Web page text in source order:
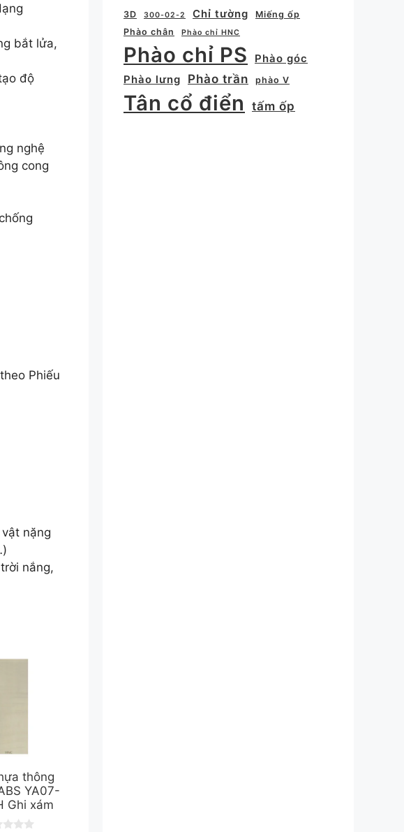
bắt lửa,
độ
nghệ
cong
Phiếu
nặng
nắng,
thông
YA07-
Ghi xám
3D 300-02-2 Chỉ tường
Miếng ốp
Phào chân
Phào chỉ HNC
Phào chỉ PS
Phào góc
Phào lưng
Phào trần phào V
Tân cổ điển tấm ốp